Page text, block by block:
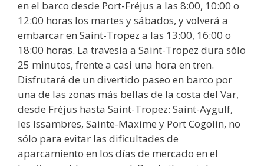
en el barco desde Port-Fréjus a las 8:00, 10:00 o
12:00 horas los martes y sábados, y volverá a
embarcar en Saint-Tropez a las 13:00, 16:00 o
18:00 horas. La travesía a Saint-Tropez dura sólo
25 minutos, frente a casi una hora en tren.
Disfrutará de un divertido paseo en barco por
una de las zonas más bellas de la costa del Var,
desde Fréjus hasta Saint-Tropez: Saint-Aygulf,
les Issambres, Sainte-Maxime y Port Cogolin, no
sólo para evitar las dificultades de
aparcamiento en los días de mercado en el